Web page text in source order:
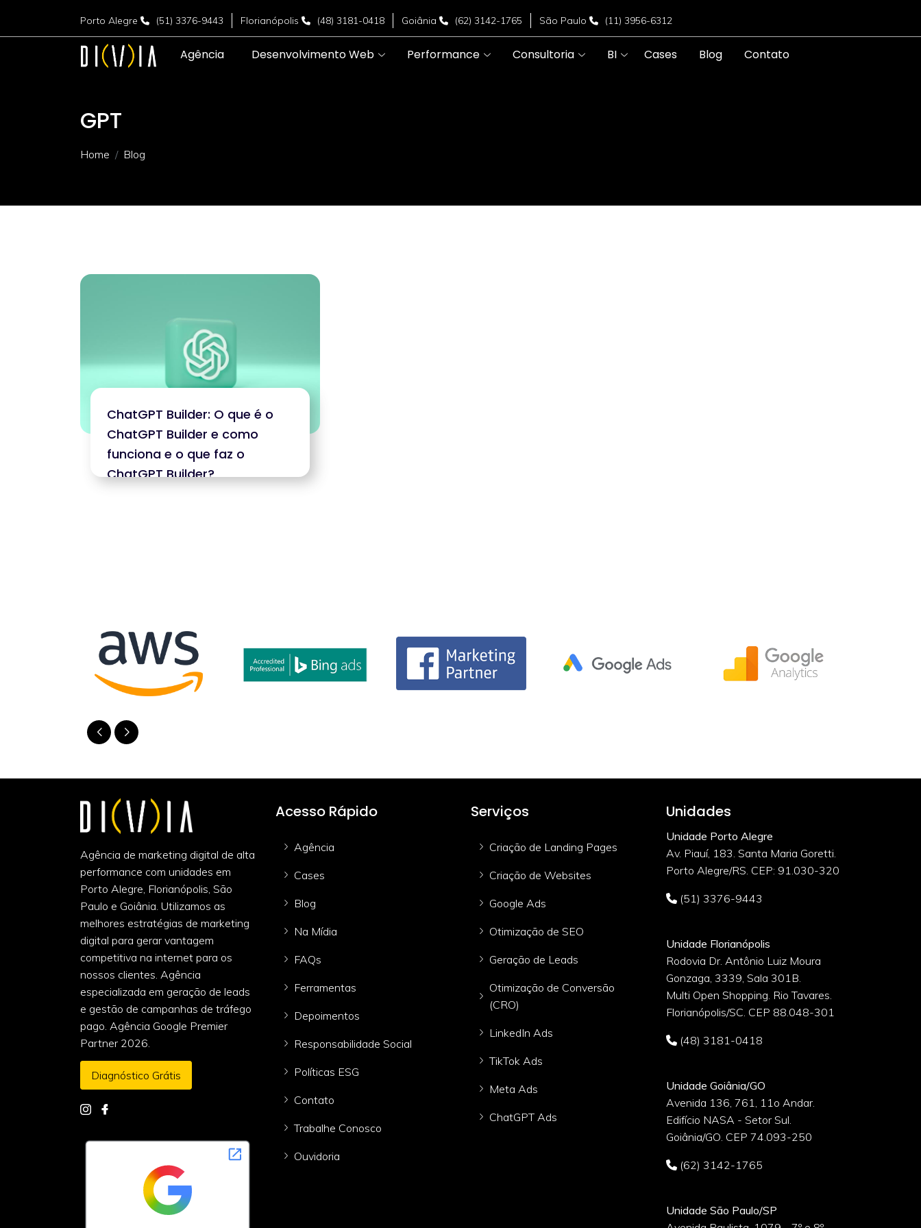
Porto Alegre (51) 3376-9443 Florianópolis (48) 3181-0418 Goiânia (62) 3142-1765 São Paulo (11) 3956-6312
Agência Desenvolvimento Web Performance Consultoria BI Cases Blog Contato
GPT
Home Blog
ChatGPT Builder: O que é o
ChatGPT Builder e como
funciona e o que faz o
ChatGPT Builder?
Agência de marketing digital de alta
performance com unidades em
Porto Alegre, Florianópolis, São
Paulo e Goiânia. Utilizamos as
melhores estratégias de marketing
digital para gerar vantagem
competitiva na internet para os
nossos clientes. Agência
especializada em geração de leads
e gestão de campanhas de tráfego
pago. Agência Google Premier
Partner 2026.
Diagnóstico Grátis
Acesso Rápido
Agência
Cases
Blog
Na Mídia
FAQs
Ferramentas
Depoimentos
Responsabilidade Social
Políticas ESG
Contato
Trabalhe Conosco
Ouvidoria
Serviços
Criação de Landing Pages
Criação de Websites
Google Ads
Otimização de SEO
Geração de Leads
Otimização de Conversão
(CRO)
LinkedIn Ads
TikTok Ads
Meta Ads
ChatGPT Ads
Unidades
Unidade Porto Alegre
Av. Piauí, 183. Santa Maria Goretti.
Porto Alegre/RS. CEP: 91.030-320
(51) 3376-9443
Unidade Florianópolis
Rodovia Dr. Antônio Luiz Moura
Gonzaga, 3339, Sala 301B.
Multi Open Shopping. Rio Tavares.
Florianópolis/SC. CEP 88.048-301
(48) 3181-0418
Unidade Goiânia/GO
Avenida 136, 761, 11o Andar.
Edifício NASA - Setor Sul.
Goiânia/GO. CEP 74.093-250
(62) 3142-1765
Unidade São Paulo/SP